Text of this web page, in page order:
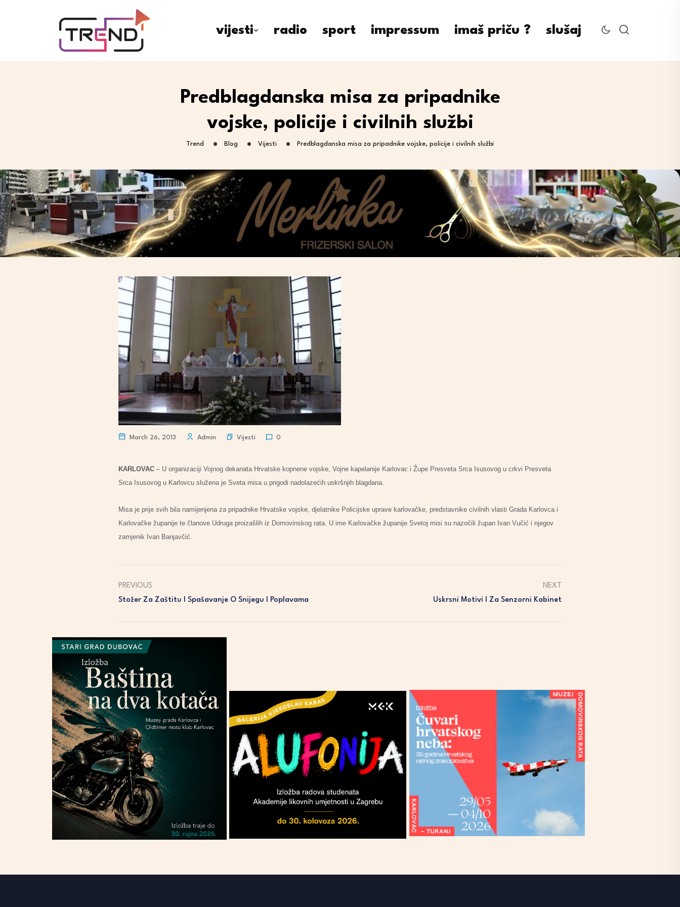
vijesti radio sport impressum imaš priču ? slušaj
Predblagdanska misa za pripadnike
vojske, policije i civilnih službi
Trend Blog Vijesti Predblagdanska misa za pripadnike vojske, policije i civilnih službi
March 26, 2013 Admin Vijesti 0
KARLOVAC – U organizaciji Vojnog dekanata Hrvatske kopnene vojske, Vojne kapelanije Karlovac i Župe Presveta Srca Isusovog u crkvi Presveta
Srca Isusovog u Karlovcu služena je Sveta misa u prigodi nadolazećih uskršnjih blagdana.
Misa je prije svih bila namijenjena za pripadnike Hrvatske vojske, djelatnike Policijske uprave karlovačke, predstavnike civilnih vlasti Grada Karlovca i
Karlovačke županije te članove Udruga proizašlih iz Domovinskog rata. U ime Karlovačke županije Svetoj misi su nazočili župan Ivan Vučić i njegov
zamjenik Ivan Banjavčić.
PREVIOUS
Stožer Za Zaštitu I Spašavanje O Snijegu I Poplavama
NEXT
Uskrsni Motivi I Za Senzorni Kabinet